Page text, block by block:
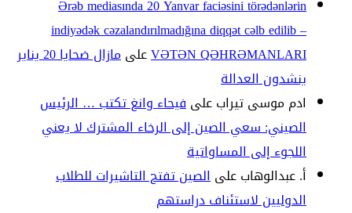
Ərəb mediasında 20 Yanvar faciəsini törədənlərin
indiyədək cəzalandırılmadığına diqqət cəlb edilib –
VƏTƏN QƏHRƏMANLARIعلى
مازال ضحايا 20 يناير
ينشدون العدالة
ادم موسى تيرابعلىفيحاء وانغ تكتب … الرئيس
الصيني: سعي الصين إلى الرخاء المشترك لا يعني
اللجوء إلى المساواتية
أ. عبدالوهابعلىالصين تفتح التاشيرات للطلاب
الدوليين لاستئناف دراستهم